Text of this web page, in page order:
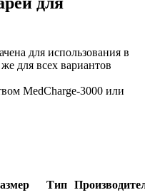
для использования в
для всех вариантов
MedCharge-3000 или
Тип